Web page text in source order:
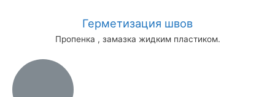
Герметизация швов
Пропенка , замазка жидким пластиком.